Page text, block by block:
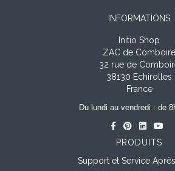
INFORMATIONS
Initio Shop
ZAC de Comboire
32 rue de
38130 Echirolles
France
Du lundi au vendredi : de
PRODUITS
Support et Service